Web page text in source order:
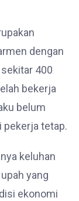
dengan
400
bekerja
belum
tetap.
keluhan
yang
ekonomi